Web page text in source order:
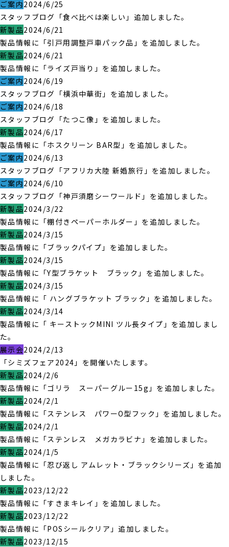
ご案内2024/6/25
スタッフブログ「食べ比べは楽しい」追加しました。
新製品2024/6/21
製品情報に「引戸用調整戸車パック品」を追加しました。
新製品2024/6/21
製品情報に「ライズ戸当り」を追加しました。
ご案内2024/6/19
スタッフブログ「横浜中華街」を追加しました。
ご案内2024/6/18
スタッフブログ「たつこ像」を追加しました。
新製品2024/6/17
製品情報に「ホスクリーン BAR型」を追加しました。
ご案内2024/6/13
スタッフブログ「アフリカ大陸 新婚旅行」を追加しました。
ご案内2024/6/10
スタッフブログ「神戸須磨シーワールド」を追加しました。
新製品2024/3/22
製品情報に「棚付きペーパーホルダー」を追加しました。
新製品2024/3/15
製品情報に「ブラックパイプ」を追加しました。
新製品2024/3/15
製品情報に「Y型ブラケット ブラック」を追加しました。
新製品2024/3/15
製品情報に「 ハングブラケット ブラック」を追加しました。
新製品2024/3/14
製品情報に「 キーストックMINI ツル長タイプ」を追加しまし
た。
展示会2024/2/13
「シミズフェア2024」を開催いたします。
新製品2024/2/6
製品情報に「ゴリラ スーパーグルー15g」を追加しました。
新製品2024/2/1
製品情報に「ステンレス パワーO型フック」を追加しました。
新製品2024/2/1
製品情報に「ステンレス メガカラビナ」を追加しました。
新製品2024/1/5
製品情報に「忍び返し アムレット・ブラックシリーズ」を追加
しました。
新製品2023/12/22
製品情報に「すきまキレイ」を追加しました。
新製品2023/12/22
製品情報に「POSシールクリア」追加しました。
新製品2023/12/15